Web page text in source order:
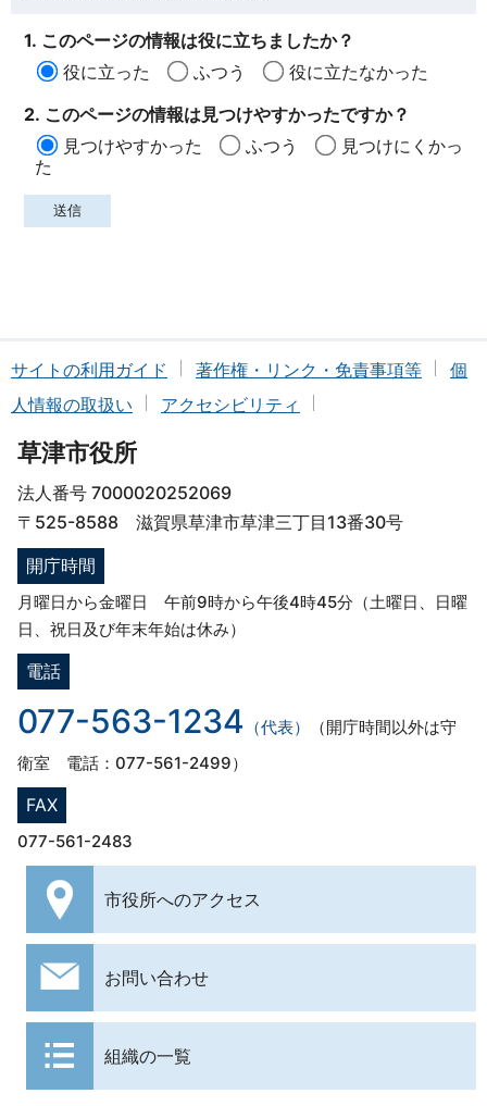
1. このページの情報は役に立ちましたか？
役に立った
ふつう
役に立たなかった
2. このページの情報は見つけやすかったですか？
見つけやすかった
ふつう
見つけにくかっ
た
サイトの利用ガイド 著作権・リンク・免責事項等
個
人情報の取扱い
アクセシビリティ
草津市役所
法人番号 7000020252069
〒525-8588 滋賀県草津市草津三丁目13番30号
開庁時間
月曜日から金曜日 午前9時から午後4時45分（土曜日、日曜
日、祝日及び年末年始は休み）
電話
077-563-1234 （代表）
（開庁時間以外は守
衛室 電話：077-561-2499）
FAX
077-561-2483
市役所へのアクセス
お問い合わせ
組織の一覧